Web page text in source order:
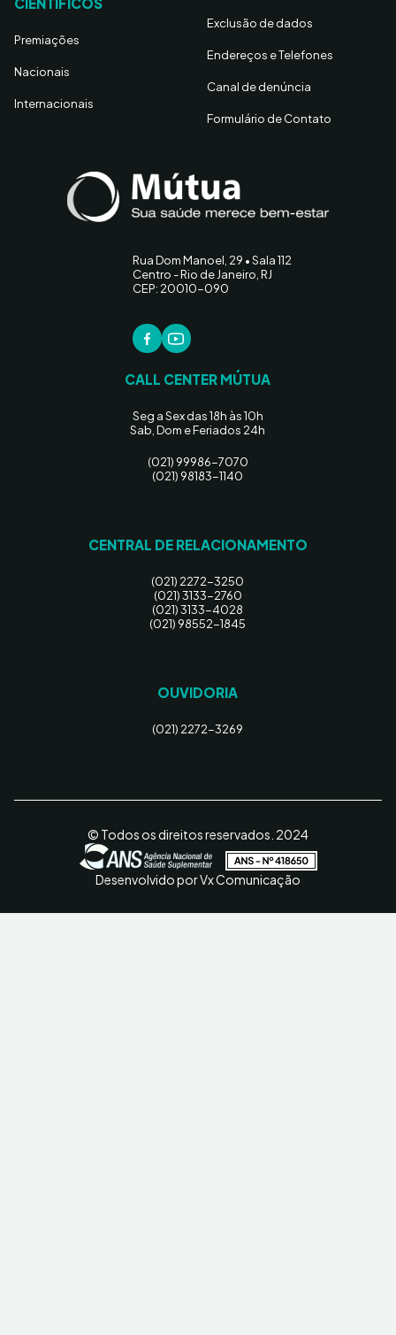
Premiações
Nacionais
Internacionais
Exclusão de dados
Endereços e Telefones
Canal de denúncia
Formulário de Contato
Rua Dom Manoel, 29 • Sala 112
Centro - Rio de Janeiro, RJ
CEP: 20010-090
CALL CENTER MÚTUA
Seg a Sex das 18h às 10h
Sab, Dom e Feriados 24h
(021) 99986-7070
(021) 98183-1140
CENTRAL DE RELACIONAMENTO
(021) 2272-3250
(021) 3133-2760
(021) 3133-4028
(021) 98552-1845
OUVIDORIA
(021) 2272-3269
© Todos os direitos reservados. 2024
Desenvolvido por Vx Comunicação